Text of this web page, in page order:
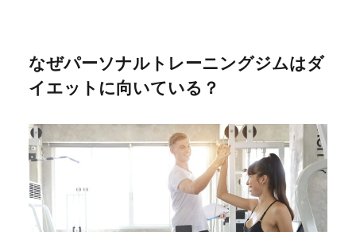
なぜパーソナルトレーニングジムはダ
イエットに向いている？